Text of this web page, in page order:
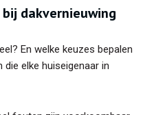
dakvernieuwing
En welke keuzes bepalen
die elke huiseigenaar in